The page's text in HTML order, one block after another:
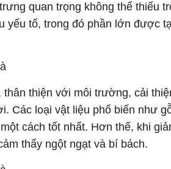
quan trọng không thể thiếu
yếu tố, trong đó phần lớn được
thiện với môi trường, cải
Các loại vật liệu phổ biến như
cách tốt nhất. Hơn thế, khi
thấy ngột ngạt và bí bách.